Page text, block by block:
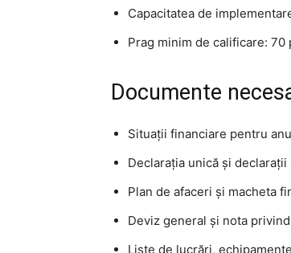
Capacitatea de
Prag minim de calificare: 70
Documente
Situații financiare pentru
Declarația unică și
Plan de afaceri și macheta
Deviz general și nota
Liste de lucrări,